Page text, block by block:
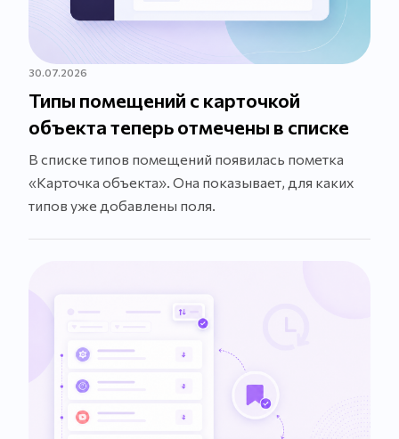
30.07.2026
Типы помещений с карточкой
объекта теперь отмечены в списке
В списке типов помещений появилась пометка
«Карточка объекта». Она показывает, для каких
типов уже добавлены поля.